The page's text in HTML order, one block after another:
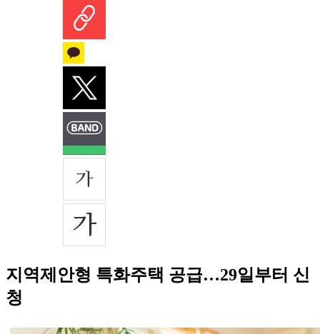
지역제안형 특화주택 공급…29일부터 신
청